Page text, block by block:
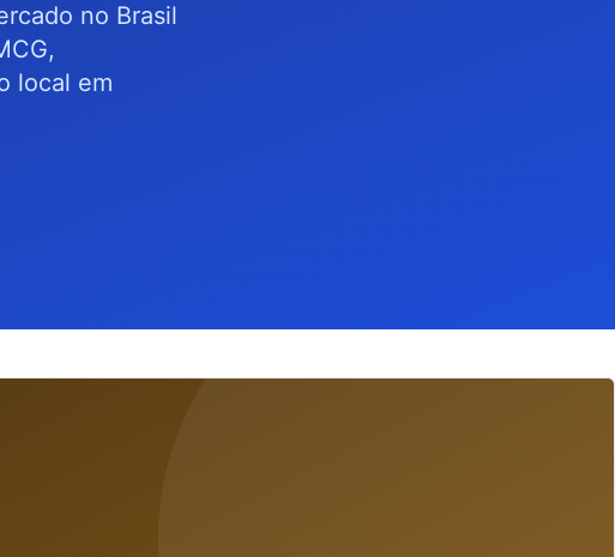
no Brasil
local em